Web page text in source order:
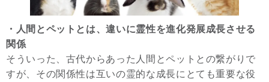
・人間とペットとは、違いに霊性を進化発展成長させる
関係
そういった、古代からあった人間とペットとの繋がりで
すが、その関係性は互いの霊的な成長にとても重要な役